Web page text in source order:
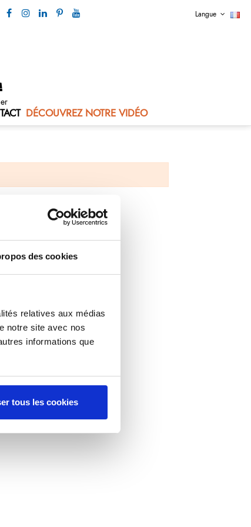
des cookies
relatives aux médias
notre site avec nos
informations que
tous les cookies
Langue
DÉCOUVREZ NOTRE VIDÉO